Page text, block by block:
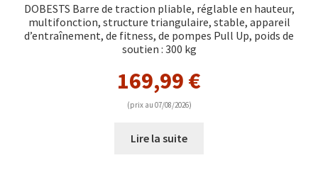
DOBESTS Barre de traction pliable, réglable en hauteur,
multifonction, structure triangulaire, stable, appareil
d’entraînement, de fitness, de pompes Pull Up, poids de
soutien : 300 kg
169,99 €
(prix au 07/08/2026)
Lire la suite